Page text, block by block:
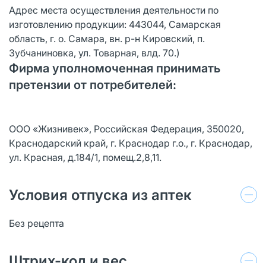
Адрес места осуществления деятельности по
изготовлению продукции: 443044, Самарская
область, г. о. Самара, вн. р-н Кировский, п.
Зубчаниновка, ул. Товарная, влд. 70.)
Фирма уполномоченная принимать
претензии от потребителей:
ООО «Жизнивек», Российская Федерация, 350020,
Краснодарский край, г. Краснодар г.о., г. Краснодар,
ул. Красная, д.184/1, помещ.2,8,11.
Условия отпуска из аптек
Без рецепта